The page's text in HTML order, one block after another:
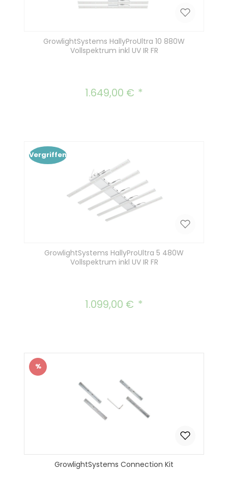
GrowlightSystems HallyProUltra 10 880W
Vollspektrum inkl UV IR FR
Regulärer Preis:
1.649,00 €
Vergriffen
GrowlightSystems HallyProUltra 5 480W
Vollspektrum inkl UV IR FR
Regulärer Preis:
1.099,00 €
Rabatt
%
GrowlightSystems Connection Kit